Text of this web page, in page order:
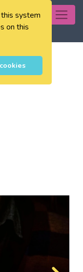
system
on this
0